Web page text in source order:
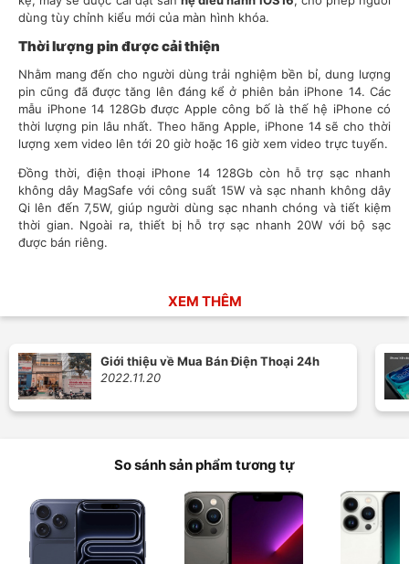
dùng tùy chỉnh kiểu mới của màn hình khóa.
Thời lượng pin được cải thiện
Nhằm mang đến cho người dùng trải nghiệm bền bỉ, dung lượng
pin cũng đã được tăng lên đáng kể ở phiên bản iPhone 14. Các
mẫu iPhone 14 128Gb được Apple công bố là thế hệ iPhone có
thời lượng pin lâu nhất. Theo hãng Apple, iPhone 14 sẽ cho thời
lượng xem video lên tới 20 giờ hoặc 16 giờ xem video trực tuyến.
Đồng thời, điện thoại iPhone 14 128Gb còn hỗ trợ sạc nhanh
không dây MagSafe với công suất 15W và sạc nhanh không dây
Qi lên đến 7,5W, giúp người dùng sạc nhanh chóng và tiết kiệm
thời gian. Ngoài ra, thiết bị hỗ trợ sạc nhanh 20W với bộ sạc
được bán riêng.
XEM THÊM
Giới thiệu về Mua Bán Điện Thoại 24h
2022.11.20
So sánh sản phẩm tương tự